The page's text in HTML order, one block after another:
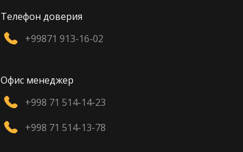
Телефон доверия
+99871 913-16-02
Офис менеджер
+998 71 514-14-23
+998 71 514-13-78